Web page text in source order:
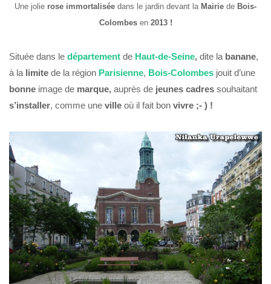
Une jolie rose immortalisée dans le jardin devant la Mairie de Bois-
Colombesen2013 !
Située dans le département de Haut-de-Seine, dite la banane,
à la limite de la région Parisienne, Bois-Colombes jouit d’une
bonne image de marque, auprès de jeunes cadres souhaitant
s’installer, comme une ville où il fait bon vivre ;- ) !